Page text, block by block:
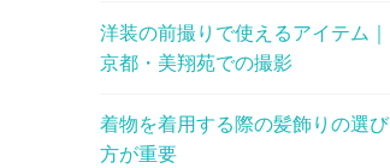
洋装の前撮りで使えるアイテム｜
京都・美翔苑での撮影
着物を着用する際の髪飾りの選び
方が重要